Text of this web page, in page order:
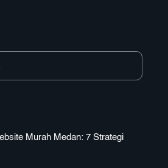
Murah Medan: 7 Strategi